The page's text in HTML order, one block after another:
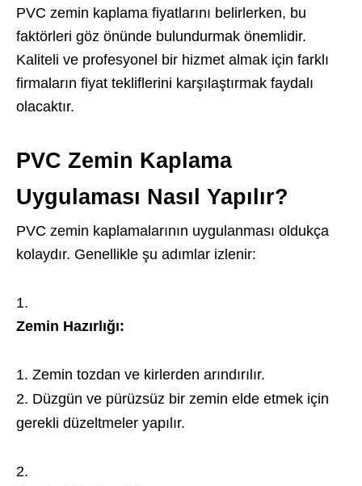
PVC zemin kaplama fiyatlarını belirlerken, bu
faktörleri göz önünde bulundurmak önemlidir.
Kaliteli ve profesyonel bir hizmet almak için farklı
firmaların fiyat tekliflerini karşılaştırmak faydalı
olacaktır.
PVC Zemin Kaplama
Uygulaması Nasıl Yapılır?
PVC zemin kaplamalarının uygulanması oldukça
kolaydır. Genellikle şu adımlar izlenir:
Zemin Hazırlığı:
Zemin tozdan ve kirlerden arındırılır.
Düzgün ve pürüzsüz bir zemin elde etmek için
gerekli düzeltmeler yapılır.